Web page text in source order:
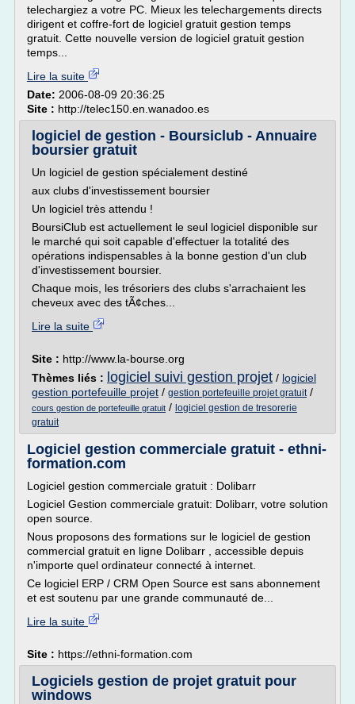
telechargiez a votre PC. Mieux les telechargements directs
dirigent et coffre-fort de logiciel gratuit gestion temps
gratuit. Cette nouvelle version de logiciel gratuit gestion
temps...
Lire la suite
Date: 2006-08-09 20:36:25
Site : http://telec150.en.wanadoo.es
logiciel de gestion - Boursiclub - Annuaire
boursier gratuit
Un logiciel de gestion spécialement destiné
aux clubs d'investissement boursier
Un logiciel très attendu !
BoursiClub est actuellement le seul logiciel disponible sur
le marché qui soit capable d'effectuer la totalité des
opérations indispensables à la bonne gestion d'un club
d'investissement boursier.
Chaque mois, les trésoriers des clubs s'arrachaient les
cheveux avec des tÃ¢ches...
Lire la suite
Site : http://www.la-bourse.org
Thèmes liés : logiciel suivi gestion projet / logiciel
gestion portefeuille projet / gestion portefeuille projet gratuit/
cours gestion de portefeuille gratuit / logiciel gestion de tresorerie
gratuit
Logiciel gestion commerciale gratuit - ethni-
formation.com
Logiciel gestion commerciale gratuit : Dolibarr
Logiciel Gestion commerciale gratuit: Dolibarr, votre solution
open source.
Nous proposons des formations sur le logiciel de gestion
commercial gratuit en ligne Dolibarr , accessible depuis
n'importe quel ordinateur connecté à internet.
Ce logiciel ERP / CRM Open Source est sans abonnement
et est soutenu par une grande communauté de...
Lire la suite
Site : https://ethni-formation.com
Logiciels gestion de projet gratuit pour
windows